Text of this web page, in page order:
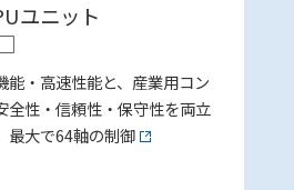
ユニット
能・高速性能と、産業用コン
全性・信頼性・保守性を両立
最大で64軸の制御